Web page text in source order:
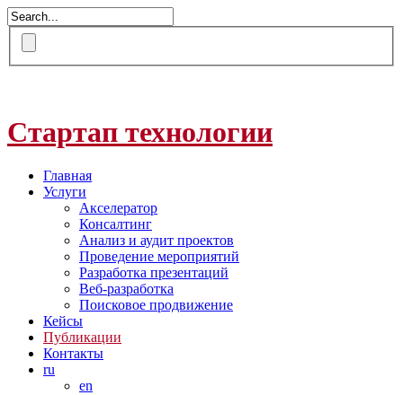
Стартап технологии
Главная
Услуги
Акселератор
Консалтинг
Анализ и аудит проектов
Проведение мероприятий
Разработка презентаций
Веб-разработка
Поисковое продвижение
Кейсы
Публикации
Контакты
ru
en